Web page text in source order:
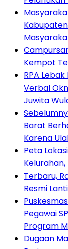
Kempot
RPA
Verbal
Juwita
Barat
Karena
Peta
Kelurahan,
‎Terbaru,
Resmi
Pegawai
Program
‎Dugaan